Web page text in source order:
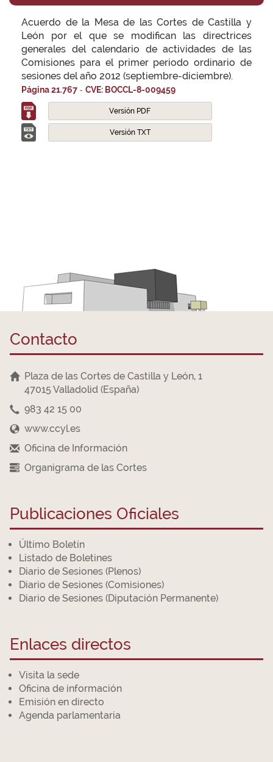
Acuerdo de la Mesa de las Cortes de Castilla y
León por el que se modifican las directrices
generales del calendario de actividades de las
Comisiones para el primer periodo ordinario de
sesiones del año 2012 (septiembre-diciembre).
Página 21.767 - CVE: BOCCL-8-009459
Versión PDF
Versión TXT
Contacto
Plaza de las Cortes de Castilla y León, 1
47015 Valladolid (España)
983 42 15 00
www.ccyl.es
Oficina de Información
Organigrama de las Cortes
Publicaciones Oficiales
Último Boletín
Listado de Boletines
Diario de Sesiones (Plenos)
Diario de Sesiones (Comisiones)
Diario de Sesiones (Diputación Permanente)
Enlaces directos
Visita la sede
Oficina de información
Emisión en directo
Agenda parlamentaria